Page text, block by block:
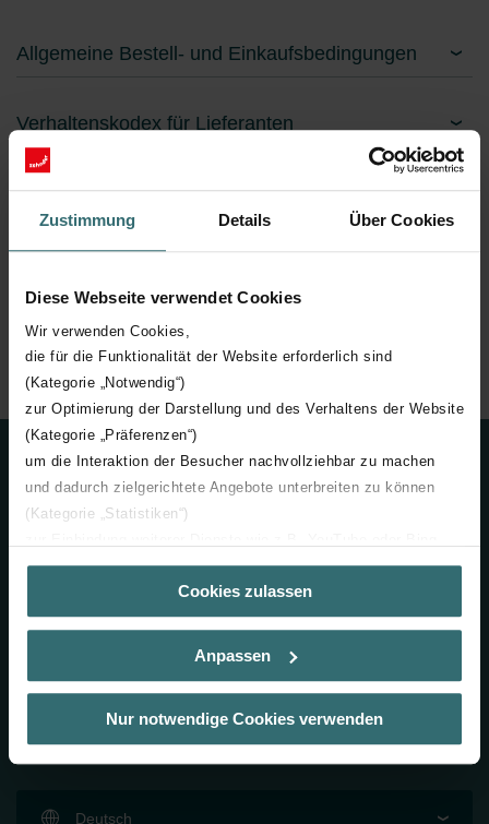
Zustimmung Details Über Cookies
Diese Webseite verwendet Cookies
Wir verwenden Cookies,
die für die Funktionalität der Website erforderlich sind
(Kategorie „Notwendig“)
zur Optimierung der Darstellung und des Verhaltens der Website
(Kategorie „Präferenzen“)
um die Interaktion der Besucher nachvollziehbar zu machen
und dadurch zielgerichtete Angebote unterbreiten zu können
(Kategorie „Statistiken“)
(Kategorie „Marketing“)
Über „Details zeigen“ bzw. die Datenschutzerklärung erhalten
Sie weitere Informationen. Durch die Auswahl der Kategorie
der Auswahl von „Statistiken“ willigen Sie ein, dass wir Ihren
Besuchsverlauf auf unserer Website verwenden, um Ihnen die
bestmögliche Nutzererfahrung zu ermöglichen und Ihnen
widerrufen.
Cookies zulassen
Anpassen
Nur notwendige Cookies verwenden
Allgemeine Bestell- und Einkaufsbedingungen
Verhaltenskodex für Lieferanten
Zehnder Group Common Corporate Procurement
Kontakt
+41 (0) 62 855 15 00
info@zehndergroup.com
Kontaktieren Sie uns
Moortalstrasse 1
5722 Gränichen
Schweiz
Deutsch